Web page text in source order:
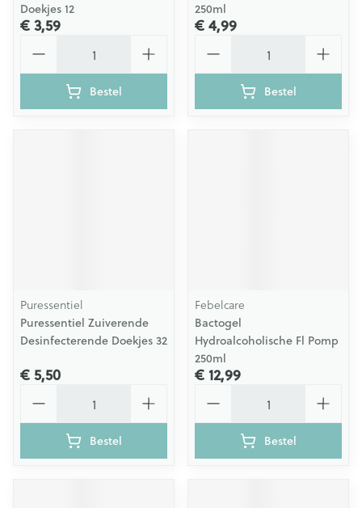
Doekjes 12
€ 3,59
Bestel
250ml
€ 4,99
Bestel
Puressentiel
Puressentiel Zuiverende
Desinfecterende Doekjes 32
€ 5,50
Bestel
Febelcare
Bactogel
Hydroalcoholische Fl Pomp
250ml
€ 12,99
Bestel